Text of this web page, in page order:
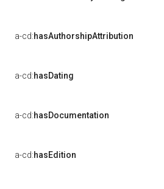
a-cd:hasAuthorshipAttribution
a-cd:hasDating
a-cd:hasDocumentation
a-cd:hasEdition